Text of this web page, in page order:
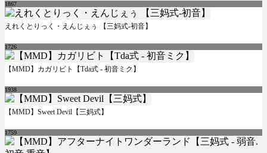
1867
えれくとりっく・えんじぇぅ 【三妈式-初音】
1726
【MMD】カガリビト【Tda式 - 初音ミク】
1938
【MMD】Sweet Devil【三妈式】
1759